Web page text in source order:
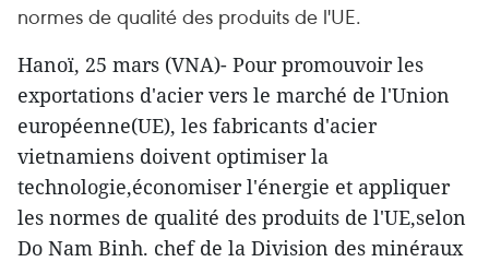
normes de qualité des produits de l'UE.
Hanoï, 25 mars (VNA)- Pour promouvoir les
exportations d'acier vers le marché de l'Union
européenne(UE), les fabricants d'acier
vietnamiens doivent optimiser la
technologie,économiser l'énergie et appliquer
les normes de qualité des produits de l'UE,selon
Do Nam Binh. chef de la Division des minéraux